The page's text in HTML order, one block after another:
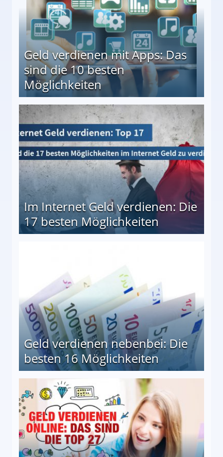
Geld verdienen mit Apps: Das
sind die 10 besten
Möglichkeiten
besten Möglichkeiten
Im Internet Geld verdienen: Die
17 besten Möglichkeiten
Geld verdienen nebenbei: Die
besten 16 Möglichkeiten